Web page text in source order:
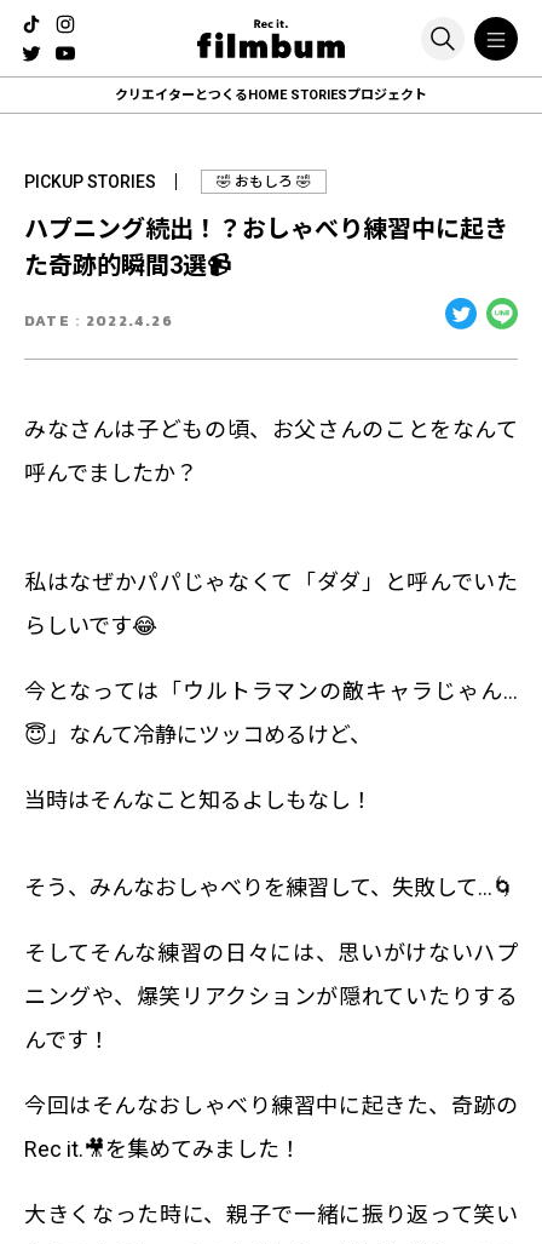
クリエイターとつくるHOME STORIESプロジェクト
PICKUP STORIES 🤣 おもしろ 🤣
ハプニング続出！？おしゃべり練習中に起き
た奇跡的瞬間3選📹
DATE： 2022.4.26
みなさんは子どもの頃、お父さんのことをなんて
呼んでましたか？
私はなぜかパパじゃなくて「ダダ」と呼んでいた
らしいです😂
今となっては「ウルトラマンの敵キャラじゃん…
😇」なんて冷静にツッコめるけど、
当時はそんなこと知るよしもなし！
そう、みんなおしゃべりを練習して、失敗して…🌀
そしてそんな練習の日々には、思いがけないハプ
ニングや、爆笑リアクションが隠れていたりする
んです！
今回はそんなおしゃべり練習中に起きた、奇跡の
Rec it.🎥を集めてみました！
大きくなった時に、親子で一緒に振り返って笑い